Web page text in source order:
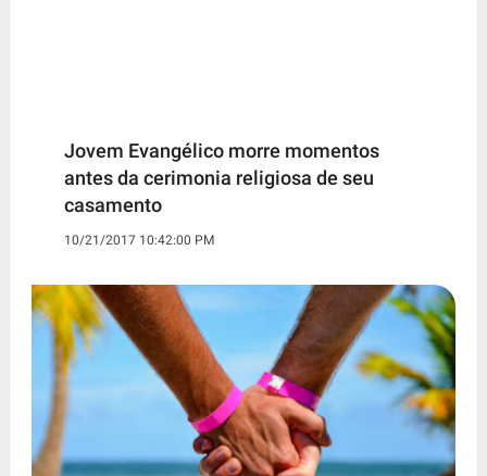
Jovem Evangélico morre momentos
antes da cerimonia religiosa de seu
casamento
10/21/2017 10:42:00 PM